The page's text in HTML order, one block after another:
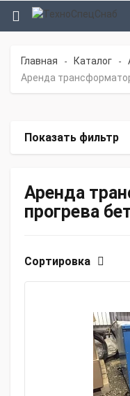
Главная - Каталог -
Аренда
Показать фильтр
Аренда
прогрева
Сортировка